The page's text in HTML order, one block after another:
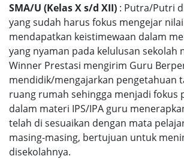
SMA/U (Kelas X s/d XII) : Putra/Putri
yang sudah harus fokus mengejar
mendapatkan keistimewaan dalam
yang nyaman pada kelulusan sekolah
Winner Prestasi mengirim Guru
mendidik/mengajarkan pengetahuan
ruang rumah sehingga menjadi fokus
dalam materi IPS/IPA guru
telah di sesuaikan dengan mata
masing-masing, bertujuan untuk
disekolahnya.